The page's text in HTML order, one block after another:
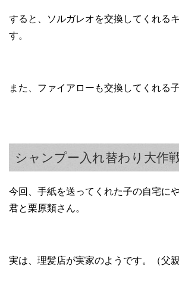
すると、ソルガレオを交換してくれる
す。
また、ファイアローも交換してくれる
シャンプー入れ替わり大作
今回、手紙を送ってくれた子の自宅に
君と栗原類さん。
実は、理髪店が実家のようです。（父親